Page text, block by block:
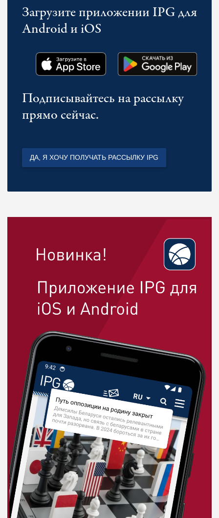
Загрузите приложении IPG для
Android и iOS
Подписывайтесь на рассылку
прямо сейчас.
ДА, Я ХОЧУ ПОЛУЧАТЬ РАССЫЛКУ IPG